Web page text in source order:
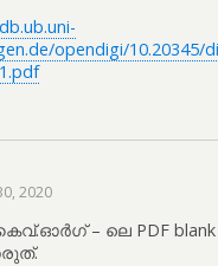
opendigi/10.20345/
2020
– ലെ PDF